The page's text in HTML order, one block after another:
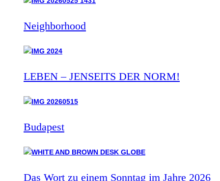
Neighborhood
LEBEN – JENSEITS DER NORM!
Budapest
Das Wort zu einem Sonntag im Jahre 2026